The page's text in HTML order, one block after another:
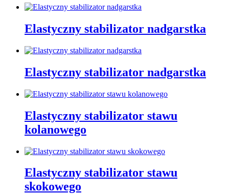
Elastyczny stabilizator nadgarstka
Elastyczny stabilizator nadgarstka
Elastyczny stabilizator stawu
kolanowego
Elastyczny stabilizator stawu
skokowego